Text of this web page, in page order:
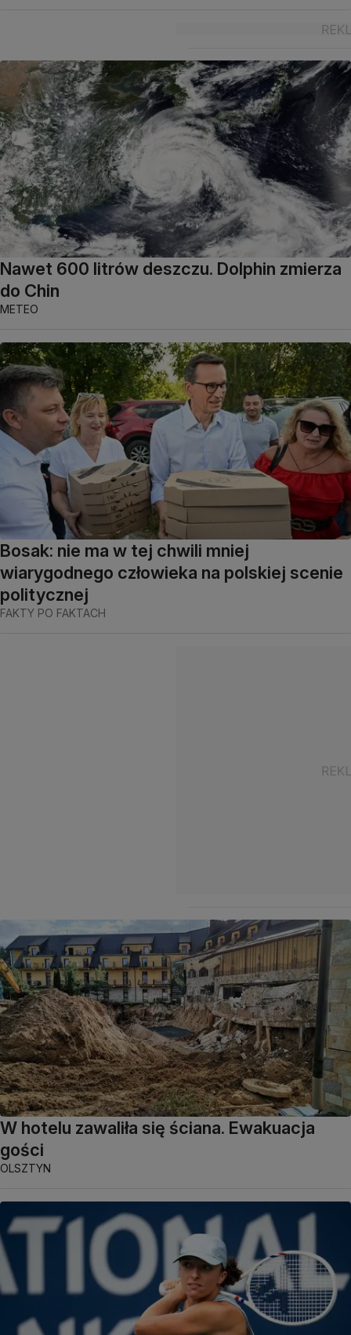
Nawet 600 litrów deszczu. Dolphin zmierza
do Chin
METEO
Bosak: nie ma w tej chwili mniej
wiarygodnego człowieka na polskiej scenie
politycznej
FAKTY PO FAKTACH
W hotelu zawaliła się ściana. Ewakuacja
gości
OLSZTYN